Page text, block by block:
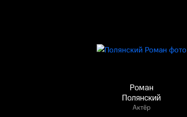
Роман
Полянский
Актёр